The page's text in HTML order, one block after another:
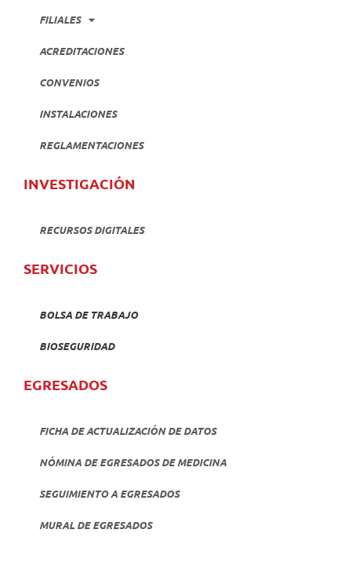
FILIALES
ACREDITACIONES
CONVENIOS
INSTALACIONES
REGLAMENTACIONES
INVESTIGACIÓN
RECURSOS DIGITALES
SERVICIOS
BOLSA DE TRABAJO
BIOSEGURIDAD
EGRESADOS
FICHA DE ACTUALIZACIÓN DE DATOS
NÓMINA DE EGRESADOS DE MEDICINA
SEGUIMIENTO A EGRESADOS
MURAL DE EGRESADOS